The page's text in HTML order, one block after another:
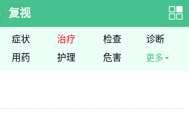
复视
症状 治疗 检查
诊断
用药 护理 危害 更多